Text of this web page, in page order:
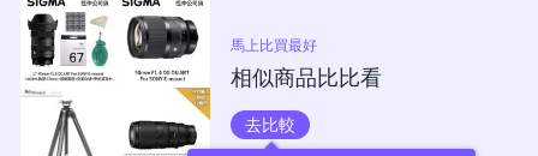
馬上比買最好
相似商品比比看
去比較